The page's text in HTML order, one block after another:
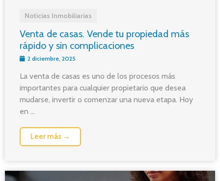
Noticias Inmobiliarias
Venta de casas. Vende tu propiedad más
rápido y sin complicaciones
2 diciembre, 2025
La venta de casas es uno de los procesos más
importantes para cualquier propietario que desea
mudarse, invertir o comenzar una nueva etapa. Hoy
en ...
Leer más →